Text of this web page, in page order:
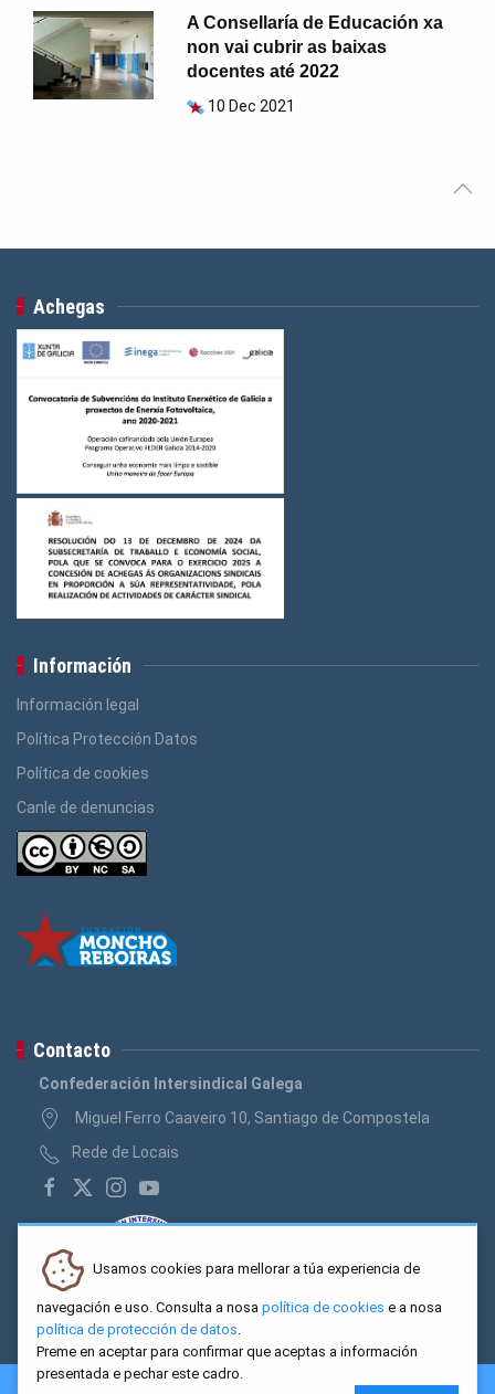
A Consellaría de Educación xa
non vai cubrir as baixas
docentes até 2022
10 Dec 2021
Achegas
Información
Información legal
Política Protección Datos
Política de cookies
Canle de denuncias
Contacto
Confederación Intersindical Galega
Miguel Ferro Caaveiro 10, Santiago de Compostela
Rede de Locais
Usamos cookies para mellorar a túa experiencia de
navegación e uso. Consulta a nosa política de cookies e a nosa
política de protección de datos.
Preme en aceptar para confirmar que aceptas a información
presentada e pechar este cadro.